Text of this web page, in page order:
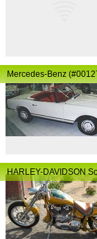
Mercedes-Benz
HARLEY-DAVIDSON